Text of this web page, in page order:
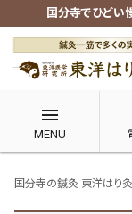
国分寺でひどい
menu
MENU
国分寺の鍼灸 東洋はり